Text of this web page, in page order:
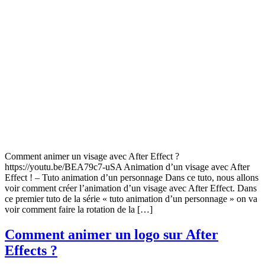
Comment animer un visage avec After Effect ?
https://youtu.be/BEA79c7-uSA Animation d’un visage avec After
Effect ! – Tuto animation d’un personnage Dans ce tuto, nous allons
voir comment créer l’animation d’un visage avec After Effect. Dans
ce premier tuto de la série « tuto animation d’un personnage » on va
voir comment faire la rotation de la […]
Comment animer un logo sur After
Effects ?